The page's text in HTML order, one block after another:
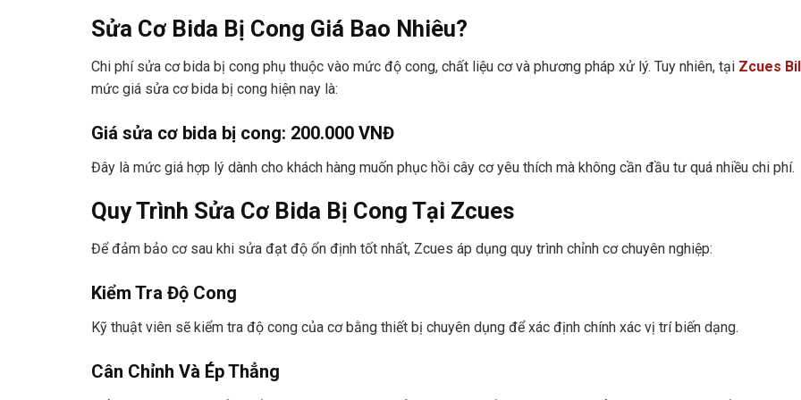
Sửa Cơ Bida Bị Cong Giá Bao Nhiêu?
Chi phí sửa cơ bida bị cong phụ thuộc vào mức độ cong, chất liệu cơ và phương pháp xử lý. Tuy nhiên, tại Zcues
mức giá sửa cơ bida bị cong hiện nay là:
Giá sửa cơ bida bị cong: 200.000 VNĐ
Đây là mức giá hợp lý dành cho khách hàng muốn phục hồi cây cơ yêu thích mà không cần đầu tư quá nhiều chi phí.
Quy Trình Sửa Cơ Bida Bị Cong Tại Zcues
Để đảm bảo cơ sau khi sửa đạt độ ổn định tốt nhất, Zcues áp dụng quy trình chỉnh cơ chuyên nghiệp:
Kiểm Tra Độ Cong
Kỹ thuật viên sẽ kiểm tra độ cong của cơ bằng thiết bị chuyên dụng để xác định chính xác vị trí biến dạng.
Cân Chỉnh Và Ép Thẳng